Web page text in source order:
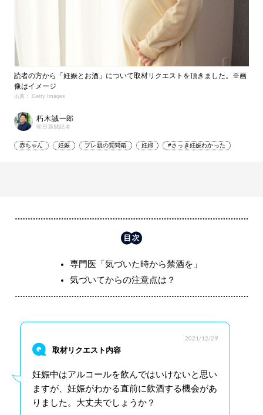
読者の方から「妊娠とお酒」について取材リクエストを頂きました。※画
像はイメージ
出典： Getty Images
朽木誠一郎
朝日新聞記者
赤ちゃん 妊娠 プレ親の質問箱 妊婦 #さっき妊娠わかった
専門医「気づいた時から禁酒を」
気づいてからの注意点は？
2021/12/29
取材リクエスト内容
妊娠中はアルコールを飲んではいけないと思い
ますが、妊娠がわかる直前に飲酒する機会があ
りました。大丈夫でしょうか？